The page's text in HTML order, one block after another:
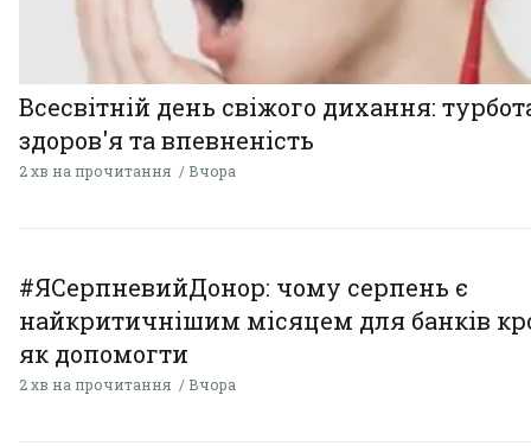
Всесвітній день свіжого дихання:
здоров'я та впевненість
2 хв на прочитання Вчора
#ЯСерпневийДонор: чому серпень є
найкритичнішим місяцем для банків
як допомогти
2 хв на прочитання Вчора